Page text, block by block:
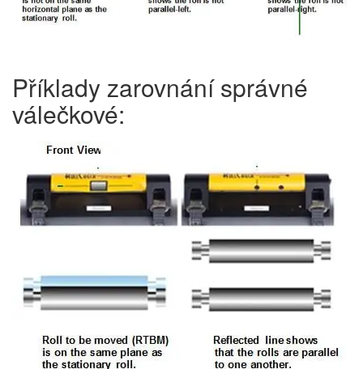
Příklady zarovnání správné
válečkové: